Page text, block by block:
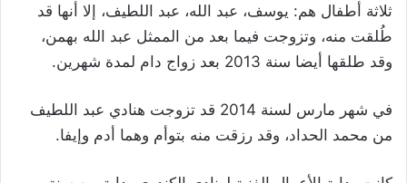
ثلاثة أطفال هم: يوسف، عبد الله، عبد اللطيف، إلا أنها قد
طُلقت منه، وتزوجت فيما بعد من الممثل عبد الله بهمن،
وقد طلقها أيضا سنة 2013 بعد زواج دام لمدة شهرين.
في شهر مارس لسنة 2014 قد تزوجت هنادي عبد اللطيف
من محمد الحداد، وقد رزقت منه بتوأم وهما أدم وإيفا.